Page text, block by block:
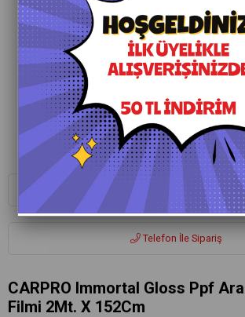
Whatsapp ile Sipariş
Telefon İle Sipariş
CARPRO Immortal Gloss Ppf
Filmi 2Mt. X 152Cm